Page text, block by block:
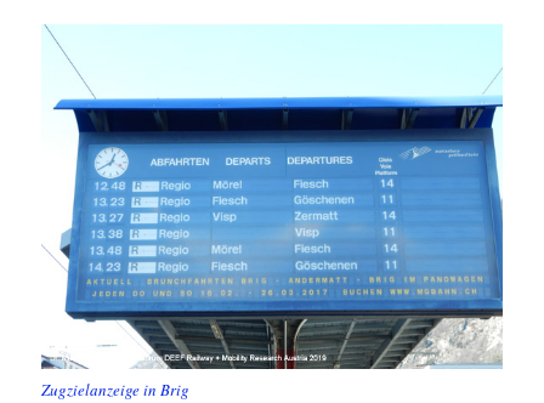
Zugzielanzeige in Brig